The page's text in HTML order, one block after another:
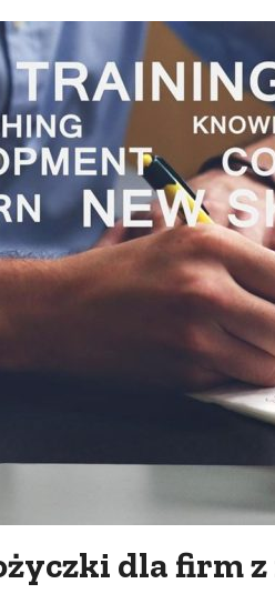
dla firm